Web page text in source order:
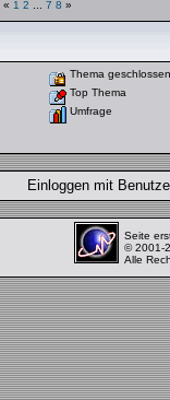
« 1 2 7 8 »
Thema geschlossen
Top Thema
Umfrage
Einloggen mit
Seite
© 2001-
Alle